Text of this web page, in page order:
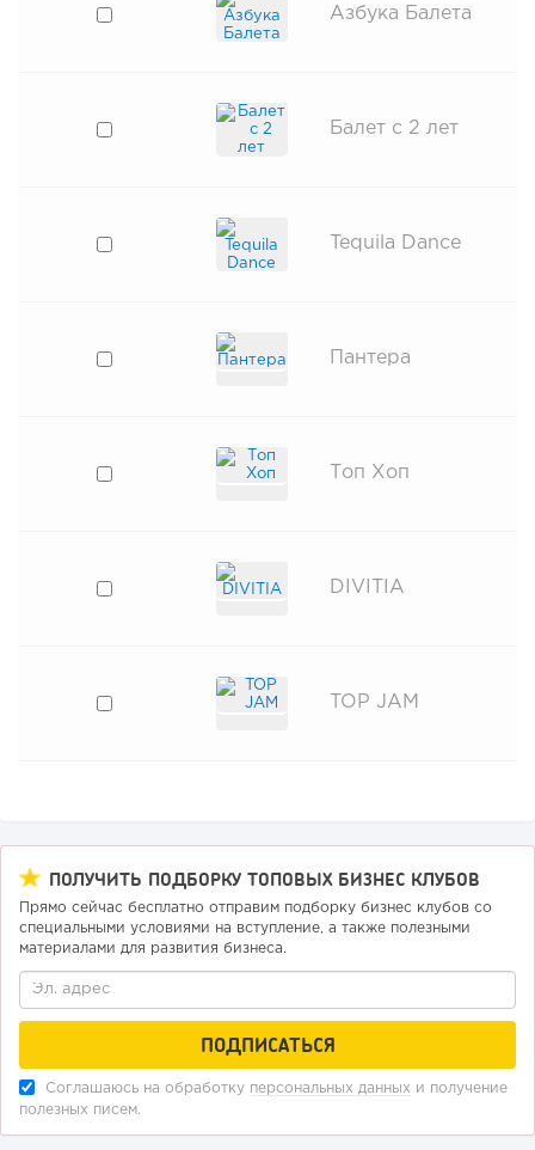
Азбука Балета
Балет с 2 лет
Tequila Dance
Пантера
Топ Хоп
DIVITIA
TOP JAM
ПОЛУЧИТЬ ПОДБОРКУ ТОПОВЫХ БИЗНЕС КЛУБОВ
Прямо сейчас бесплатно отправим подборку бизнес клубов со
специальными условиями на вступление, а также полезными
материалами для развития бизнеса.
Соглашаюсь на обработку персональных данных и получение
полезных писем.